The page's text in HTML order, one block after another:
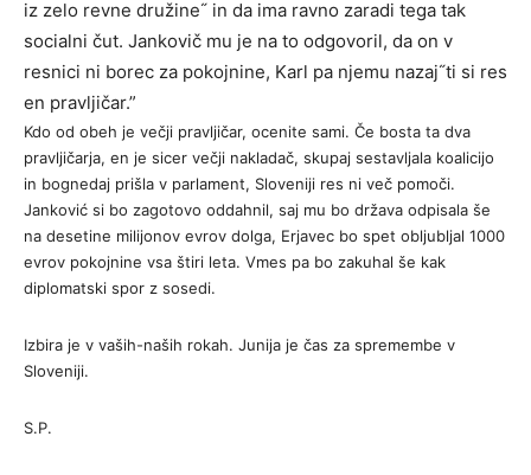
iz zelo revne družine˝ in da ima ravno zaradi tega tak
socialni čut. Jankovič mu je na to odgovoril, da on v
resnici ni borec za pokojnine, Karl pa njemu nazaj˝ti si res
en pravljičar.”
Kdo od obeh je večji pravljičar, ocenite sami. Če bosta ta dva
pravljičarja, en je sicer večji nakladač, skupaj sestavljala koalicijo
in bognedaj prišla v parlament, Sloveniji res ni več pomoči.
Janković si bo zagotovo oddahnil, saj mu bo država odpisala še
na desetine milijonov evrov dolga, Erjavec bo spet obljubljal 1000
evrov pokojnine vsa štiri leta. Vmes pa bo zakuhal še kak
diplomatski spor z sosedi.
Izbira je v vaših-naših rokah. Junija je čas za spremembe v
Sloveniji.
S.P.